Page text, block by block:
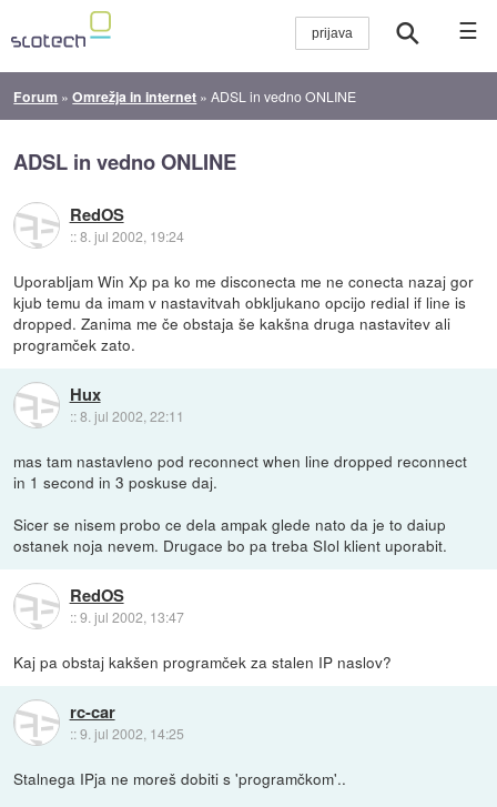
☰
Forum »Omrežja in internet »ADSL in vedno ONLINE
ADSL in vedno ONLINE
RedOS
::8. jul 2002, 19:24
Uporabljam Win Xp pa ko me disconecta me ne conecta nazaj gor
kjub temu da imam v nastavitvah obkljukano opcijo redial if line is
dropped. Zanima me če obstaja še kakšna druga nastavitev ali
programček zato.
Hux
::8. jul 2002, 22:11
mas tam nastavleno pod reconnect when line dropped reconnect
in 1 second in 3 poskuse daj.
Sicer se nisem probo ce dela ampak glede nato da je to daiup
ostanek noja nevem. Drugace bo pa treba SIol klient uporabit.
RedOS
::9. jul 2002, 13:47
Kaj pa obstaj kakšen programček za stalen IP naslov?
rc-car
::9. jul 2002, 14:25
Stalnega IPja ne moreš dobiti s 'programčkom'..